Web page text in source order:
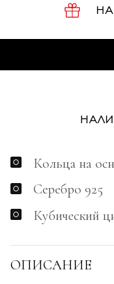
Кольца на
Серебро 925
Кубический
ОПИСАНИЕ